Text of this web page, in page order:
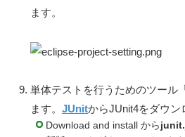
ます。
単体テストを行うためのツール
ます。 JUnitからJUnit4をダウン
Download and install から